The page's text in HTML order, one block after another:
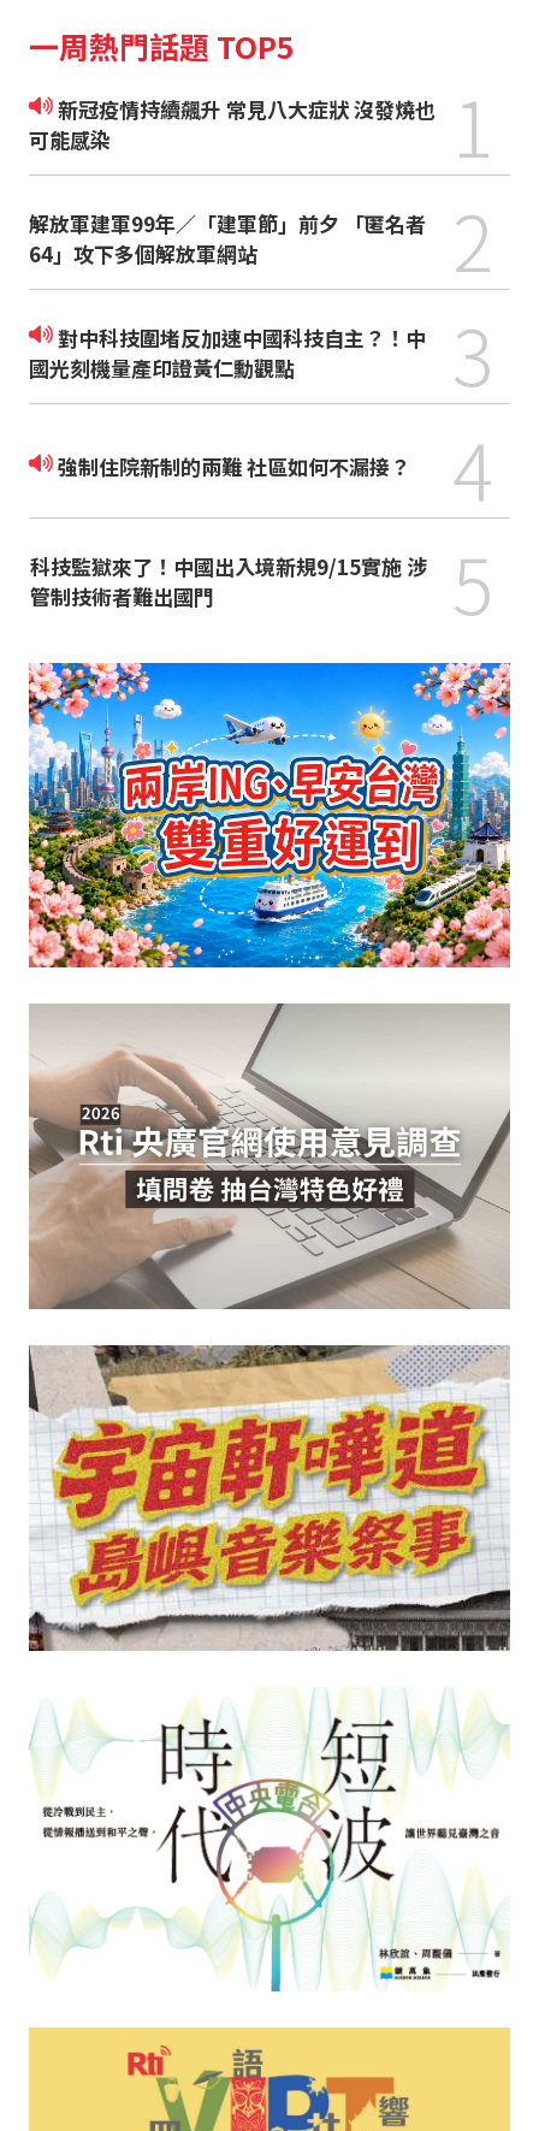
一周熱門話題 TOP5
新冠疫情持續飆升 常見八大症狀 沒發燒也
可能感染
1
解放軍建軍99年／「建軍節」前夕 「匿名者
64」攻下多個解放軍網站
2
對中科技圍堵反加速中國科技自主？！中
國光刻機量產印證黃仁勳觀點
3
強制住院新制的兩難 社區如何不漏接？ 4
科技監獄來了！中國出入境新規9/15實施 涉
管制技術者難出國門
5